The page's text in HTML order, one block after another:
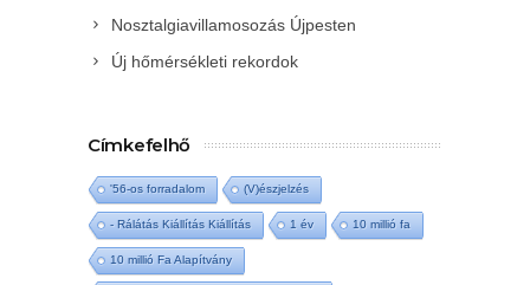
Nosztalgiavillamosozás Újpesten
Új hőmérsékleti rekordok
Címkefelhő
'56-os forradalom (V)észjelzés
- Rálátás Kiállítás Kiállítás 1 év 10 millió fa
10 millió Fa Alapítvány